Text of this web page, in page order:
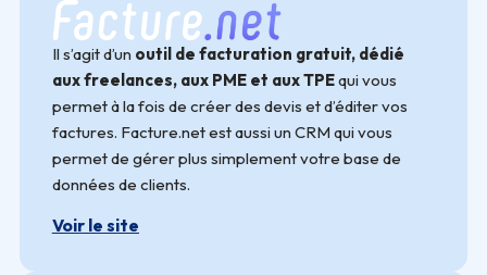
Il s’agit d’un outil de facturation gratuit, dédié
aux freelances, aux PME et aux TPEqui vous
permet à la fois de créer des devis et d’éditer vos
factures. Facture.net est aussi un CRM qui vous
permet de gérer plus simplement votre base de
données de clients.
Voir le site